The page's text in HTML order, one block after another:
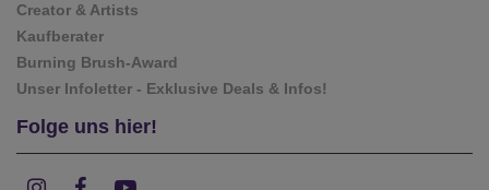
Creator & Artists
Kaufberater
Burning Brush-Award
Unser Infoletter - Exklusive Deals & Infos!
Folge uns hier!